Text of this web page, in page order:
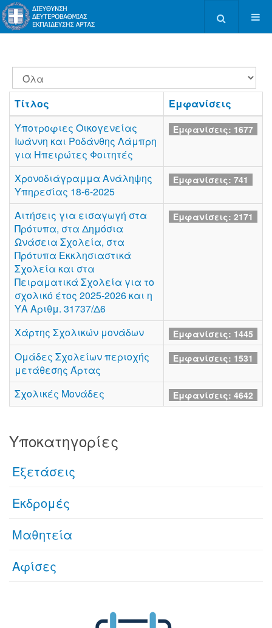
Εμφάνιση
#
Τίτλος
Εμφανίσεις
Υποτροφιες Οικογενείας
Ιωάννη και Ροδάνθης Λάμπρη
για Ηπειρώτες Φοιτητές
Εμφανίσεις: 1677
Χρονοδιάγραμμα Ανάληψης
Υπηρεσίας 18-6-2025
Εμφανίσεις: 741
Αιτήσεις για εισαγωγή στα
Πρότυπα, στα Δημόσια
Ωνάσεια Σχολεία, στα
Πρότυπα Εκκλησιαστικά
Σχολεία και στα
Πειραματικά Σχολεία για το
σχολικό έτος 2025-2026 και η
ΥΑ Αριθμ. 31737/Δ6
Εμφανίσεις: 2171
Χάρτης Σχολικών μονάδων Εμφανίσεις: 1445
Ομάδες Σχολείων περιοχής
μετάθεσης Άρτας
Εμφανίσεις: 1531
Σχολικές Μονάδες Εμφανίσεις: 4642
Υποκατηγορίες
Eξετάσεις
Εκδρομές
Μαθητεία
Αφίσες